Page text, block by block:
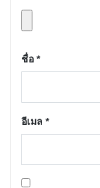
ชื่อ *
อีเมล *